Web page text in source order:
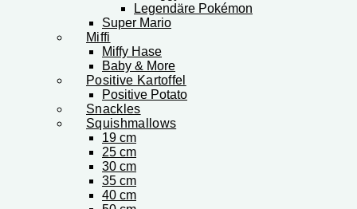
Legendäre Pokémon
Super Mario
Miffi
Miffy Hase
Baby & More
Positive Kartoffel
Positive Potato
Snackles
Squishmallows
19 cm
25 cm
30 cm
35 cm
40 cm